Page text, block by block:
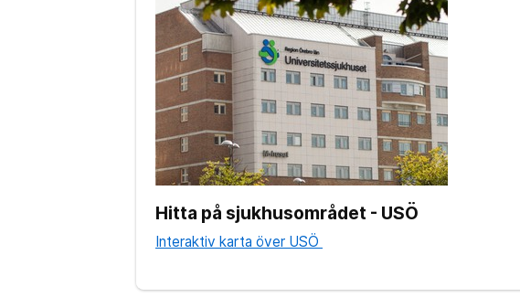
Hitta på sjukhusområdet - USÖ
Interaktiv karta över USÖ